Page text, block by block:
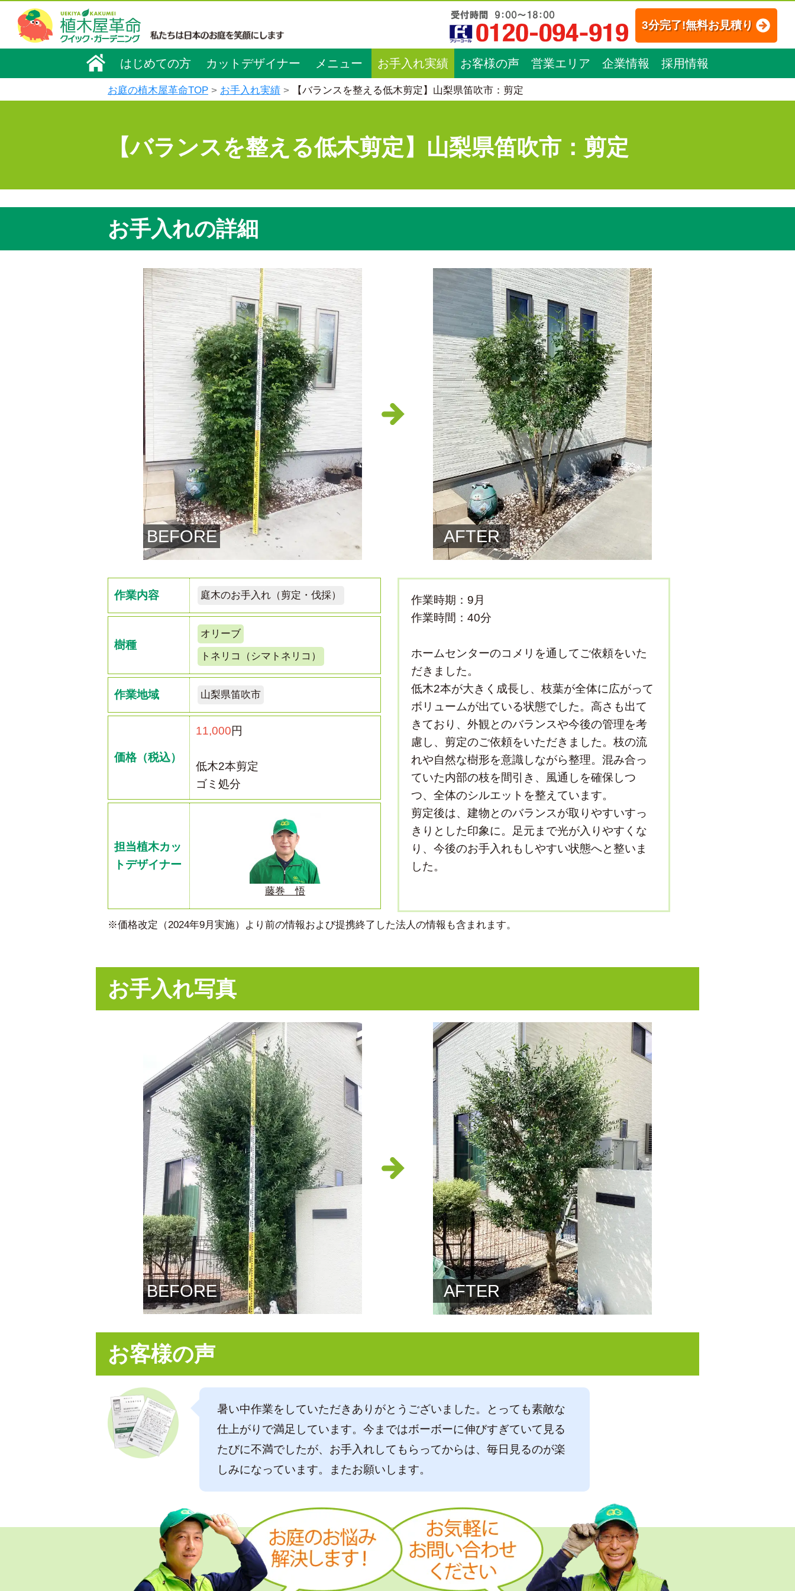
3分完了!無料お見積り
はじめての方 カットデザイナー メニュー お手入れ実績 お客様の声 営業エリア 企業情報 採用情報
お庭の植木屋革命TOP お手入れ実績 【バランスを整える低木剪定】山梨県笛吹市：剪定
【バランスを整える低木剪定】山梨県笛吹市：剪定
お手入れの詳細
BEFORE AFTER
作業内容 庭木のお手入れ（剪定・伐採）
樹種
オリーブ
トネリコ（シマトネリコ）
作業地域 山梨県笛吹市
価格（税込）
11,000円
低木2本剪定
ゴミ処分
担当植木カッ
トデザイナー
藤巻 悟
作業時期：9月
作業時間：40分
ホームセンターのコメリを通してご依頼をいた
だきました。
低木2本が大きく成長し、枝葉が全体に広がって
ボリュームが出ている状態でした。高さも出て
きており、外観とのバランスや今後の管理を考
慮し、剪定のご依頼をいただきました。枝の流
れや自然な樹形を意識しながら整理。混み合っ
ていた内部の枝を間引き、風通しを確保しつ
つ、全体のシルエットを整えています。
剪定後は、建物とのバランスが取りやすいすっ
きりとした印象に。足元まで光が入りやすくな
り、今後のお手入れもしやすい状態へと整いま
した。
※価格改定（2024年9月実施）より前の情報および提携終了した法人の情報も含まれます。
お手入れ写真
BEFORE AFTER
お客様の声
暑い中作業をしていただきありがとうございました。とっても素敵な
仕上がりで満足しています。今まではボーボーに伸びすぎていて見る
たびに不満でしたが、お手入れしてもらってからは、毎日見るのが楽
しみになっています。またお願いします。